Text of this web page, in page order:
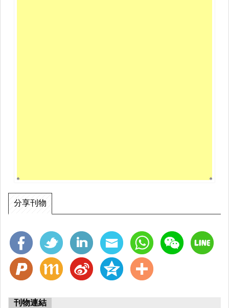
分享刊物
刊物連結